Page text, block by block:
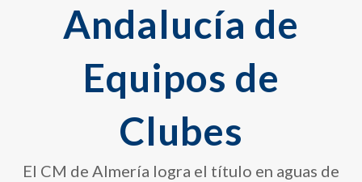
Andalucía de
Equipos de
Clubes
El CM de Almería logra el título en aguas de